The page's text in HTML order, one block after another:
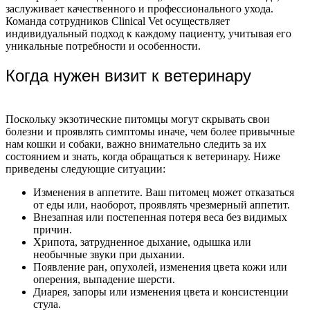
заслуживает качественного и профессионального ухода.
Команда сотрудников Clinical Vet осуществляет
индивидуальный подход к каждому пациенту, учитывая его
уникальные потребности и особенности.
Когда нужен визит к ветеринару
Поскольку экзотические питомцы могут скрывать свои
болезни и проявлять симптомы иначе, чем более привычные
нам кошки и собаки, важно внимательно следить за их
состоянием и знать, когда обращаться к ветеринару. Ниже
приведены следующие ситуации:
Изменения в аппетите. Ваш питомец может отказаться
от еды или, наоборот, проявлять чрезмерный аппетит.
Внезапная или постепенная потеря веса без видимых
причин.
Хрипота, затрудненное дыхание, одышка или
необычные звуки при дыхании.
Появление ран, опухолей, изменения цвета кожи или
оперения, выпадение шерсти.
Диарея, запоры или изменения цвета и консистенции
стула.